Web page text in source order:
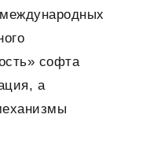
софта
а